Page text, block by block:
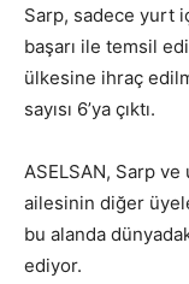
Sarp, sadece yurt
başarı ile temsil
ülkesine ihraç
sayısı 6’ya çıktı.
ASELSAN, Sarp
ailesinin diğer
bu alanda
ediyor.